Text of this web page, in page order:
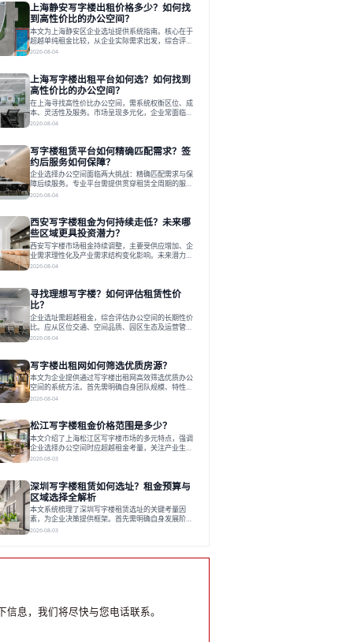
上海静安写字楼出租价格多少？如何找
到高性价比的办公空间？
本文为上海静安区企业选址提供系统指南。核心在于
超越单纯租金比较，从企业实际需求出发，综合评估
交通、硬件、空间弹性、配套服务及产业生态等多维
升性价比，并通过不同规模企业的实际案例加以说
明。之后指出，专业运营服务商提供的稳定环境、社
群活动与产业集聚等增值服务，是很大化空间价值、
助力企业成长的关键。对于许多在
2026-08-04
上海写字楼出租平台如何选？如何找到
高性价比的办公空间？
在上海寻找高性价比办公空间，需系统权衡区位、成
本、灵活性及服务。市场呈现多元化，企业常面临租
赁流程复杂、隐性成本高等挑战。选择平台时，应评
区、灵活产品和丰富配套，满足不同企业需求。企业
应明确自身需求，实地考察，选择能支持长期发展、
提升竞争力的办公空间。在上海寻找合适的办公空
间，对于企业行政负责人、中小企业主
2026-08-04
写字楼租赁平台如何精确匹配需求？签
约后服务如何保障？
企业选择办公空间面临两大挑战：精确匹配需求与保
障后续服务。专业平台需提供贯穿租赁全周期的服
务，将企业从非核心事务中解放。精确匹配需结合企
的全周期保障体系。德必集团通过标准化服务与个性
化运营结合，以全国布局和产业生态圈为企业提供稳
定支持，体现了从信息撮合到深度服务的能力转变。
在为企业寻找办公空间的过程中，
2026-08-04
西安写字楼租金为何持续走低？未来哪
些区域更具投资潜力？
西安写字楼市场租金持续调整，主要受供应增加、企
业需求理性化及产业需求结构变化影响。未来潜力区
域集中在产业集聚、交利及城市更新地带，如高新区
运营方通过空间优化与社群服务，助力企业成长，推
动市场向多元化、高性价比方向发展。近年来，西安
写字楼市场呈现出租金持续调整的态势，这一现象引
发了的广泛关注。作为西部重要
2026-08-04
寻找理想写字楼？如何评估租赁性价
比？
企业选址需超越租金，综合评估办公空间的长期性价
比。应从区位交通、空间品质、园区生态及运营管理
四个核心维度权衡财务支出与长期价值回报。理想的
衡。对于许多正在成长或寻求稳定发展的企业而言，
寻找一处合适的办公空间是一项至关重要的决策。这
不仅关系到团队的日常工作效率与协作氛围，更直接
影响着企业的品牌形象、运营成本
2026-08-04
写字楼出租网如何筛选优质房源？
本文为企业提供通过写字楼出租网高效筛选优质办公
空间的系统方法。首先需明确自身团队规模、特性、
预算等核心需求。线上筛选时，应深入解读房源参
背景与持续服务能力。完成线上初选后，必须进行线
下实地验证，核对空间实景、测试设施、感受园区氛
围并确认合同条款，从而做出精确决策。在数字化时
代，写字楼出租网已成为企业寻找
2026-08-04
松江写字楼租金价格范围是多少？
本文介绍了上海松江区写字楼市场的多元特点，强调
企业选择办公空间时应超越租金考量，关注产业生态
与综合服务。文章分析了市场概况、影响空间价值的
建服务生态助力企业成长，建议企业系统评估需求与
长期价值，选择匹配的发展载体。对于许多寻求在上
海松江区设立或扩展办公空间的企业而言，了解该区
域的写字楼市场概况是决策的首先
2026-08-03
深圳写字楼租赁如何选址？租金预算与
区域选择全解析
本文系统梳理了深圳写字楼租赁选址的关键考量因
素，为企业决策提供框架。首先需明确自身发展阶
段、团队规模和文化特质等核心需求。深圳多中心商
业园注重生态与社群，适合文创、科技类企业。评估
2026-08-03
信息，我们将尽快与您电话联系。